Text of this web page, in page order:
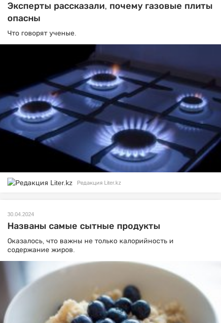
Эксперты рассказали, почему газовые плиты
опасны
Что говорят ученые.
Редакция Liter.kz
30.04.2024
Названы самые сытные продукты
Оказалось, что важны не только калорийность и
содержание жиров.